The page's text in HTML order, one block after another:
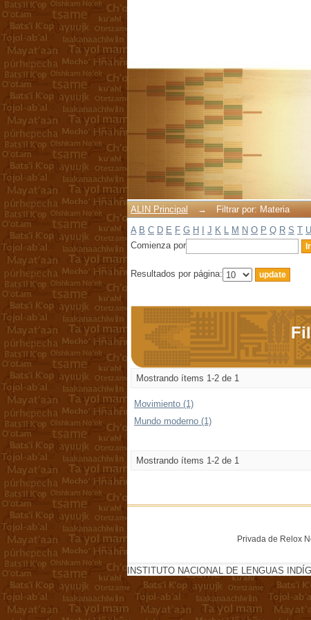
ALIN Principal →
Filtrar por: Materia
A B C D E F G H J K L M N O P Q R S T U
Comienza por
Resultados por página:
Mostrando ítems 1-2 de 1
Movimiento (1)
Mundo moderno (1)
Mostrando ítems 1-2 de 1
Privada de Relox
INSTITUTO NACIONAL DE LENGUAS